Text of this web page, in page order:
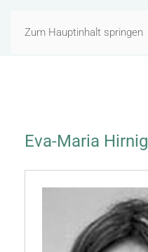
Zum Hauptinhalt springen
MENÜ
Eva-Maria Hirnigl